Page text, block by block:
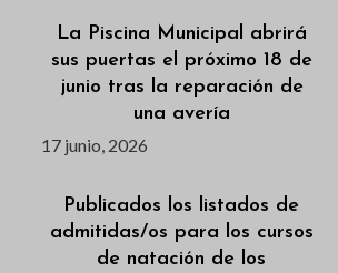
La Piscina Municipal abrirá
sus puertas el próximo 18 de
junio tras la reparación de
una avería
17 junio, 2026
Publicados los listados de
admitidas/os para los cursos
de natación de los